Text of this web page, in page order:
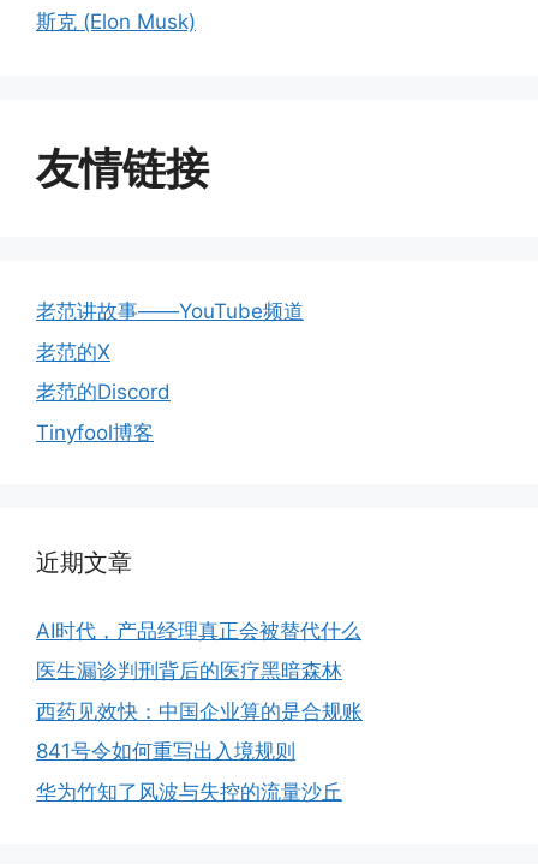
斯克 (Elon Musk)
友情链接
老范讲故事——YouTube频道
老范的X
老范的Discord
Tinyfool博客
近期文章
AI时代，产品经理真正会被替代什么
医生漏诊判刑背后的医疗黑暗森林
西药见效快：中国企业算的是合规账
841号令如何重写出入境规则
华为竹知了风波与失控的流量沙丘